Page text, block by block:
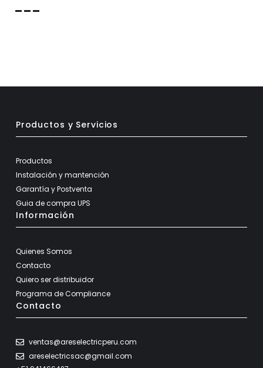
---
Productos y Servicios
Productos
Instalación y mantención
Garantía y Postventa
Guia de compra UPS
Información
Quienes Somos
Contacto
Quiero ser distribuidor
Programa de Compliance
Contacto
ventas@areselectricperu.com
areselectricsac@gmail.com